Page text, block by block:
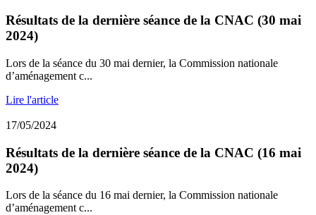
Résultats de la dernière séance de la CNAC (30 mai
2024)
Lors de la séance du 30 mai dernier, la Commission nationale
d’aménagement c...
Lire l'article
17/05/2024
Résultats de la dernière séance de la CNAC (16 mai
2024)
Lors de la séance du 16 mai dernier, la Commission nationale
d’aménagement c...